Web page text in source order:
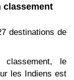
classement
destinations de
classement, le
les Indiens est